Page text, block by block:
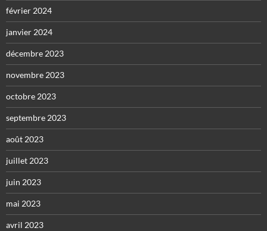
février 2024
janvier 2024
décembre 2023
novembre 2023
octobre 2023
septembre 2023
août 2023
juillet 2023
juin 2023
mai 2023
avril 2023